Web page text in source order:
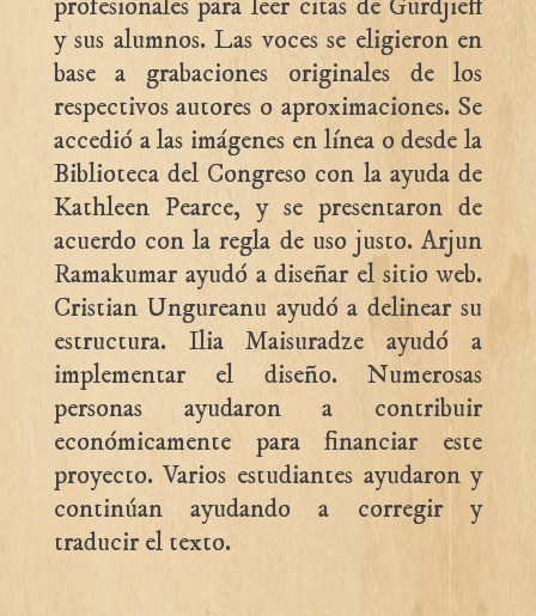
profesionales para leer citas de Gurdjieff
y sus alumnos. Las voces se eligieron en
base a grabaciones originales de los
respectivos autores o aproximaciones. Se
accedió a las imágenes en línea o desde la
Biblioteca del Congreso con la ayuda de
Kathleen Pearce, y se presentaron de
acuerdo con la regla de uso justo. Arjun
Ramakumar ayudó a diseñar el sitio web.
Cristian Ungureanu ayudó a delinear su
estructura. Ilia Maisuradze ayudó a
implementar el diseño. Numerosas
personas ayudaron a contribuir
económicamente para financiar este
proyecto. Varios estudiantes ayudaron y
continúan ayudando a corregir y
traducir el texto.